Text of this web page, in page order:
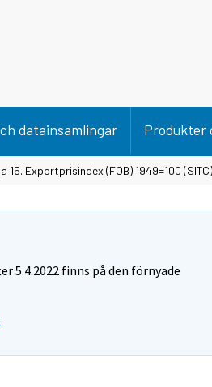
datainsamlingar Produkter
15. Exportprisindex (FOB) 1949=100 (SITC)
5.4.2022 finns på den förnyade